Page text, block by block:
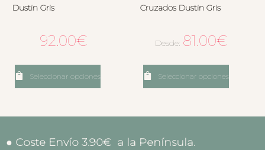
Dustin Gris
92.00€
Seleccionar opciones
Cruzados Dustin Gris
Desde: 81.00€
Seleccionar opciones
● Coste Envío 3.90€ a la Península.